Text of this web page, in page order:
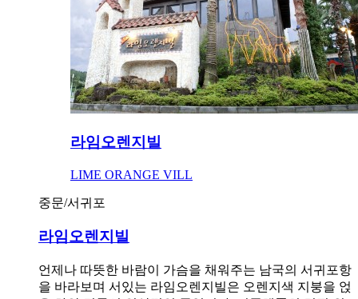
라임오렌지빌
LIME ORANGE VILL
중문/서귀포
라임오렌지빌
언제나 따뜻한 바람이 가슴을 채워주는 남국의 서귀포항
을 바라보며 서있는 라임오렌지빌은 오렌지색 지붕을 얹